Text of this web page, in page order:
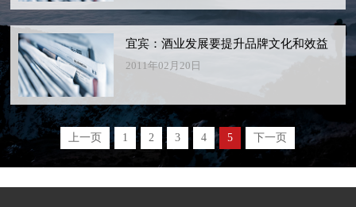
宜宾：酒业发展要提升品牌文化和效益
2011年02月20日
上一页 1 2 3 4 5 下一页